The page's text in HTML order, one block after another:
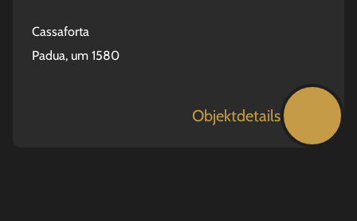
Cassaforta
Padua, um 1580
Objektdetails